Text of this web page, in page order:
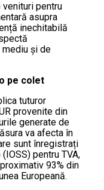
pentru
asupra
inechitabilă
și de
pe colet
tuturor
provenite din
generate de
va afecta în
sunt înregistrați
pentru TVA,
93% din
Europeană.